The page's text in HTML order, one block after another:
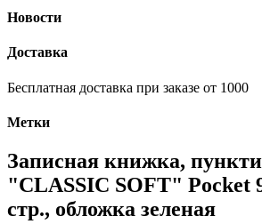
Новости
Доставка
Бесплатная доставка при заказе от 1000
Метки
Записная книжка,
"CLASSIC SOFT" Pocket
стр., обложка зеленая